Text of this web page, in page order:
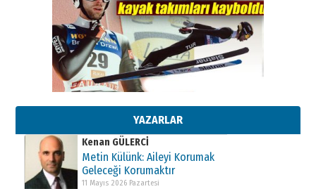
YAZARLAR
Kenan GÜLERCİ
Metin Külünk: Aileyi Korumak
11 Mayıs 2026 Pazartesi
Kenan GÜLERCİ
Metin Külünk: Aileyi Korumak
Geleceği Korumaktır
11 Mayıs 2026 Pazartesi